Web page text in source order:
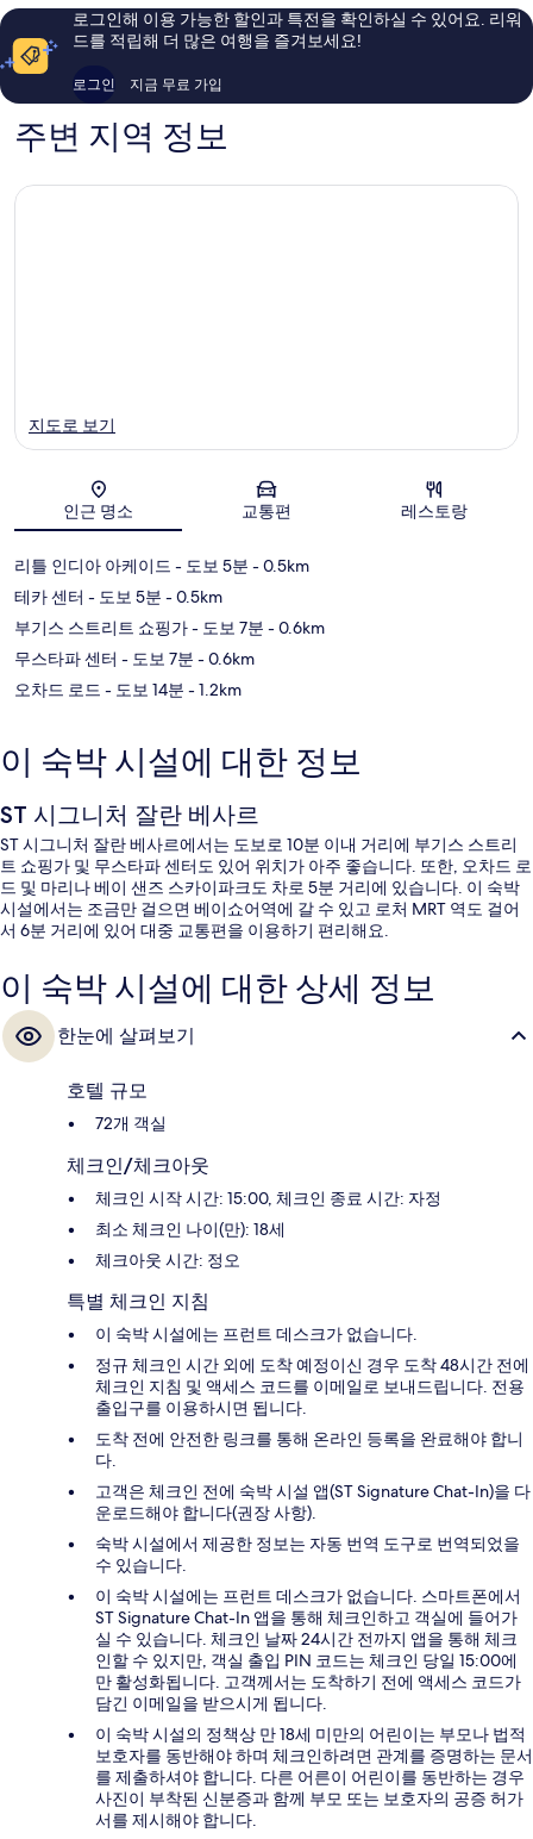
이
용
후
기
338
개
후
로그인해 이용 가능한 할인과 특전을 확인하실 수 있어요. 리워
드를 적립해 더 많은 여행을 즐겨보세요!
로그인 지금 무료 가입
주변 지역 정보
지도
지도로 보기
인근 명소 교통편 레스토랑
리틀 인디아 아케이드 - 도보 5분 - 0.5km
테카 센터 - 도보 5분 - 0.5km
부기스 스트리트 쇼핑가- 도보 7분 - 0.6km
무스타파 센터 - 도보 7분 - 0.6km
오차드 로드 - 도보 14분 - 1.2km
이 숙박 시설에 대한 정보
ST 시그니처 잘란 베사르
ST 시그니처 잘란 베사르에서는 도보로 10분 이내 거리에 부기스 스트리
트 쇼핑가 및 무스타파 센터도 있어 위치가 아주 좋습니다. 또한, 오차드 로
드 및 마리나 베이 샌즈 스카이파크도 차로 5분 거리에 있습니다. 이 숙박
시설에서는 조금만 걸으면 베이쇼어역에 갈 수 있고 로처 MRT 역도 걸어
서 6분 거리에 있어 대중 교통편을 이용하기 편리해요.
이 숙박 시설에 대한 상세 정보
한눈에 살펴보기
호텔 규모
72개 객실
체크인/체크아웃
체크인 시작 시간: 15:00, 체크인 종료 시간: 자정
최소 체크인 나이(만): 18세
체크아웃 시간: 정오
특별 체크인 지침
이 숙박 시설에는 프런트 데스크가 없습니다.
정규 체크인 시간 외에 도착 예정이신 경우 도착 48시간 전에
체크인 지침 및 액세스 코드를 이메일로 보내드립니다. 전용
출입구를 이용하시면 됩니다.
도착 전에 안전한 링크를 통해 온라인 등록을 완료해야 합니
다.
고객은 체크인 전에 숙박 시설 앱(ST Signature Chat-In)을 다
운로드해야 합니다(권장 사항).
숙박 시설에서 제공한 정보는 자동 번역 도구로 번역되었을
수 있습니다.
이 숙박 시설에는 프런트 데스크가 없습니다. 스마트폰에서
ST Signature Chat-In 앱을 통해 체크인하고 객실에 들어가
실 수 있습니다. 체크인 날짜 24시간 전까지 앱을 통해 체크
인할 수 있지만, 객실 출입 PIN 코드는 체크인 당일 15:00에
만 활성화됩니다. 고객께서는 도착하기 전에 액세스 코드가
담긴 이메일을 받으시게 됩니다.
이 숙박 시설의 정책상 만 18세 미만의 어린이는 부모나 법적
보호자를 동반해야 하며 체크인하려면 관계를 증명하는 문서
를 제출하셔야 합니다. 다른 어른이 어린이를 동반하는 경우
사진이 부착된 신분증과 함께 부모 또는 보호자의 공증 허가
서를 제시해야 합니다.